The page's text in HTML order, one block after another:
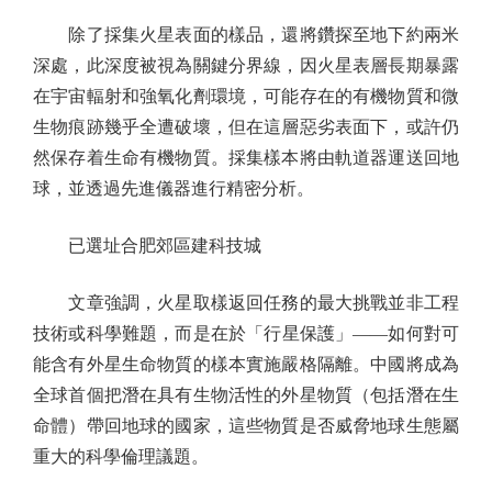
除了採集火星表面的樣品，還將鑽探至地下約兩米
深處，此深度被視為關鍵分界線，因火星表層長期暴露
在宇宙輻射和強氧化劑環境，可能存在的有機物質和微
生物痕跡幾乎全遭破壞，但在這層惡劣表面下，或許仍
然保存着生命有機物質。採集樣本將由軌道器運送回地
球，並透過先進儀器進行精密分析。
已選址合肥郊區建科技城
文章強調，火星取樣返回任務的最大挑戰並非工程
技術或科學難題，而是在於「行星保護」——如何對可
能含有外星生命物質的樣本實施嚴格隔離。中國將成為
全球首個把潛在具有生物活性的外星物質（包括潛在生
命體）帶回地球的國家，這些物質是否威脅地球生態屬
重大的科學倫理議題。